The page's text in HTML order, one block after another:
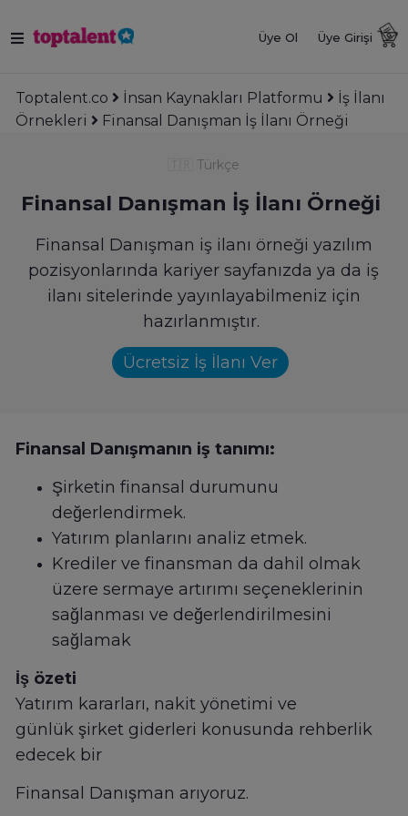
Üye Ol Üye Girişi
Toptalent.co İnsan Kaynakları Platformu
İş İlanı
Örnekleri
Finansal Danışman İş İlanı Örneği
Türkçe
Finansal Danışman İş İlanı Örneği
Finansal Danışman iş ilanı örneği yazılım
pozisyonlarında kariyer sayfanızda ya da iş
ilanı sitelerinde yayınlayabilmeniz için
hazırlanmıştır.
Ücretsiz İş İlanı Ver
Finansal Danışmanın iş tanımı:
Şirketin finansal durumunu
değerlendirmek.
Yatırım planlarını analiz etmek.
Krediler ve finansman da dahil olmak
üzere sermaye artırımı seçeneklerinin
sağlanması ve değerlendirilmesini
sağlamak
İş özeti
Yatırım kararları, nakit yönetimi ve
günlük şirket giderleri konusunda rehberlik
edecek bir
Finansal Danışman arıyoruz.